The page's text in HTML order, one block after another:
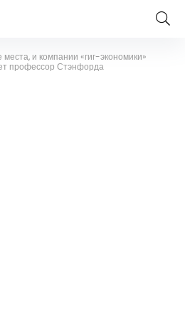
и компании «гиг-экономики»
профессор Стэнфорда